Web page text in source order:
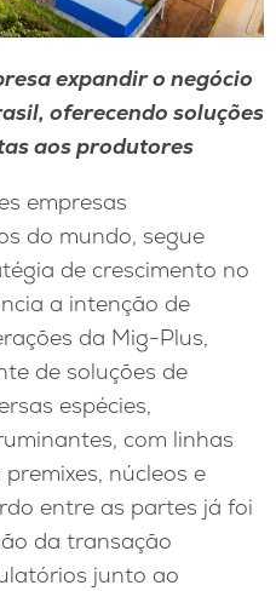
expandir o negócio
oferecendo soluções
aos produtores
empresas
do mundo, segue
de crescimento no
a intenção de
da Mig-Plus,
de soluções de
espécies,
com linhas
núcleos e
entre as partes já foi
da transação
junto ao